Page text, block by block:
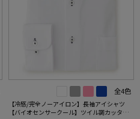
全4色
【冷感/完全ノーアイロン】長袖アイシャツ
【バイオセンサークール】ツイル調カッタウ